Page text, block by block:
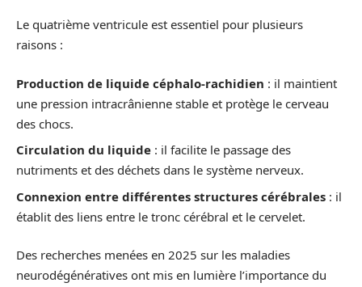
Le quatrième ventricule est essentiel pour plusieurs
raisons :
Production de liquide céphalo-rachidien : il maintient
une pression intracrânienne stable et protège le cerveau
des chocs.
Circulation du liquide : il facilite le passage des
nutriments et des déchets dans le système nerveux.
Connexion entre différentes structures cérébrales : il
établit des liens entre le tronc cérébral et le cervelet.
Des recherches menées en 2025 sur les maladies
neurodégénératives ont mis en lumière l’importance du